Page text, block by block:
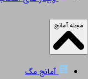
مجله آمانج
آمانج مگ